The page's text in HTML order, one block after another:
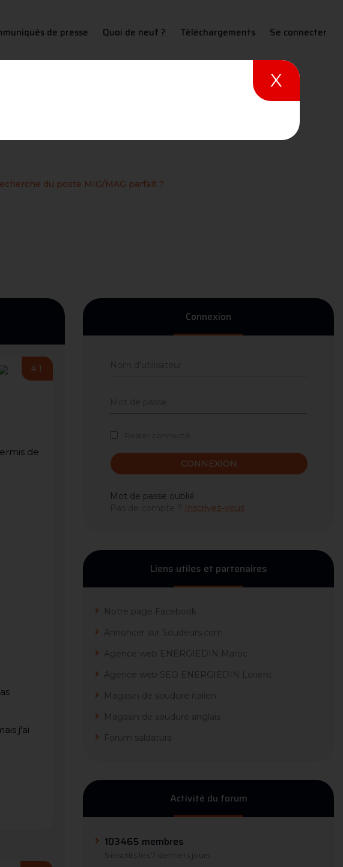
de presse Quoi de neuf ? Téléchargements Se connecter
du poste MIG/MAG parfait ?
#1
de
j'ai
Connexion
CONNEXION
Mot de passe oublié
Inscrivez-vous
Liens utiles et partenaires
Notre page Facebook
Annoncer sur Soudeurs.com
Agence web ENERGIEDIN Maroc
Agence web SEO ENERGIEDIN Lorient
Magasin de soudure italien
Magasin de soudure anglais
Forum saldatura
Activité du forum
103465 membres
5 inscrits les 7 derniers jours
X